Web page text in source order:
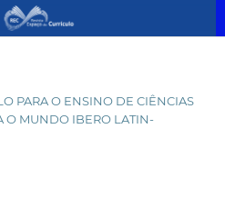
PARA O ENSINO DE CIÊNCIAS
O MUNDO IBERO LATIN-